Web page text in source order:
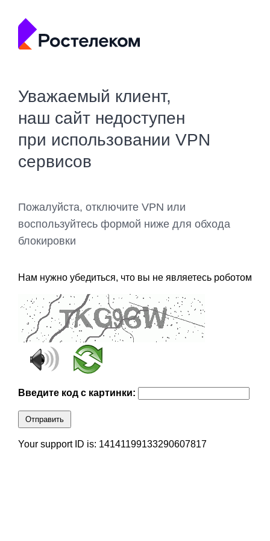
Уважаемый клиент,
наш сайт недоступен
при использовании VPN
сервисов
Пожалуйста, отключите VPN или
воспользуйтесь формой ниже для обхода
блокировки
Нам нужно убедиться, что вы не являетесь роботом
Введите код с картинки:
Отправить
Your support ID is: 14141199133290607817